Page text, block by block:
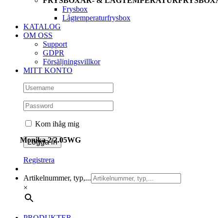
Frysbox
Lågtemperaturfrysbox
KATALOG
OM OSS
Support
GDPR
Försäljningsvillkor
MITT KONTO
Kom ihåg mig
Registrera
Artikelnummer, typ,...
×
Monika 2/2.05WG